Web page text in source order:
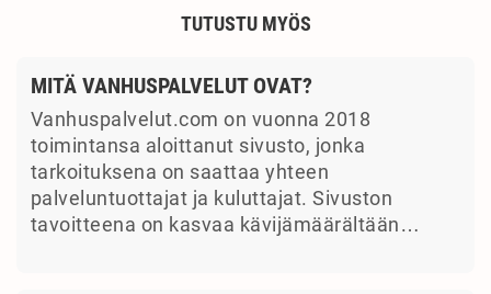
TUTUSTU MYÖS
MITÄ VANHUSPALVELUT OVAT?
Vanhuspalvelut.com on vuonna 2018
toimintansa aloittanut sivusto, jonka
tarkoituksena on saattaa yhteen
palveluntuottajat ja kuluttajat. Sivuston
tavoitteena on kasvaa kävijämäärältään…